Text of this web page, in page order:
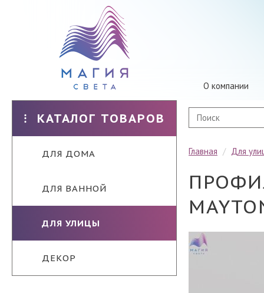
О компании
КАТАЛОГ ТОВАРОВ
ДЛЯ ДОМА
ДЛЯ ВАННОЙ
ДЛЯ УЛИЦЫ
ДЕКОР
Главная / Для